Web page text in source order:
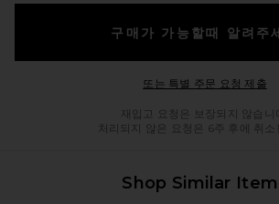
구매가 가능할때 알려주
또는 특별 주문 요청 제출
재입고 요청은 보장되지 않습니
처리되지 않은 요청은 6주 후에 취소
Shop Similar